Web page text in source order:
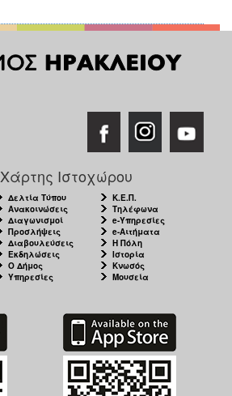
Χάρτης Ιστοχώρου
Δελτία Τύπου
Ανακοινώσεις
Διαγωνισμοί
Προσλήψεις
Διαβουλεύσεις
Εκδηλώσεις
Ο Δήμος
Υπηρεσίες
Κ.Ε.Π.
Τηλέφωνα
e-Υπηρεσίες
e-Αιτήματα
Η Πόλη
Ιστορία
Κνωσός
Μουσεία